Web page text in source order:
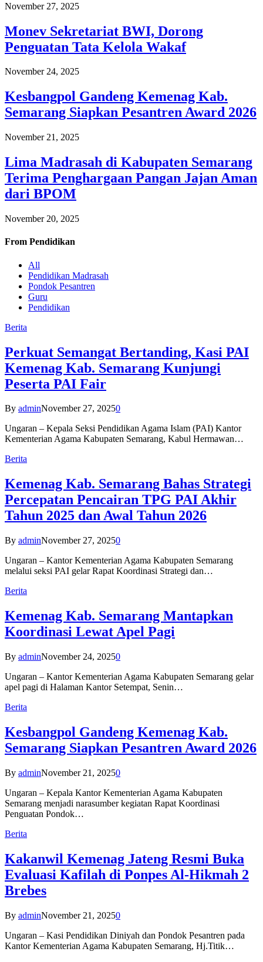
November 27, 2025
Monev Sekretariat BWI, Dorong
Penguatan Tata Kelola Wakaf
November 24, 2025
Kesbangpol Gandeng Kemenag Kab.
Semarang Siapkan Pesantren Award 2026
November 21, 2025
Lima Madrasah di Kabupaten Semarang
Terima Penghargaan Pangan Jajan Aman
dari BPOM
November 20, 2025
From Pendidikan
All
Pendidikan Madrasah
Pondok Pesantren
Guru
Pendidikan
Berita
Perkuat Semangat Bertanding, Kasi PAI
Kemenag Kab. Semarang Kunjungi
Peserta PAI Fair
By adminNovember 27, 20250
Ungaran – Kepala Seksi Pendidikan Agama Islam (PAI) Kantor
Kementerian Agama Kabupaten Semarang, Kabul Hermawan…
Berita
Kemenag Kab. Semarang Bahas Strategi
Percepatan Pencairan TPG PAI Akhir
Tahun 2025 dan Awal Tahun 2026
By adminNovember 27, 20250
Ungaran – Kantor Kementerian Agama Kabupaten Semarang
melalui seksi PAI gelar Rapat Koordinasi Strategi dan…
Berita
Kemenag Kab. Semarang Mantapkan
Koordinasi Lewat Apel Pagi
By adminNovember 24, 20250
Ungaran – Kantor Kementerian Agama Kabupaten Semarang gelar
apel pagi di Halaman Kantor Setempat, Senin…
Berita
Kesbangpol Gandeng Kemenag Kab.
Semarang Siapkan Pesantren Award 2026
By adminNovember 21, 20250
Ungaran – Kepala Kantor Kementerian Agama Kabupaten
Semarang menjadi narasumber kegiatan Rapat Koordinasi
Penguatan Pondok…
Berita
Kakanwil Kemenag Jateng Resmi Buka
Evaluasi Kafilah di Ponpes Al-Hikmah 2
Brebes
By adminNovember 21, 20250
Ungaran – Kasi Pendidikan Diniyah dan Pondok Pesantren pada
Kantor Kementerian Agama Kabupaten Semarang, Hj.Titik…